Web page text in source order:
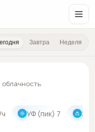
Завтра Неделя
УФ (пик) 7